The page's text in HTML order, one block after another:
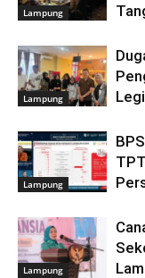
Lampung
Lampung
Lampung
Lampung